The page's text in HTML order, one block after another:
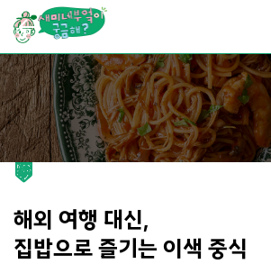
요리가건강해지는부엌
요리가쉬워지는부엌
해외 여행 대신,
집밥으로 즐기는 이색 중식